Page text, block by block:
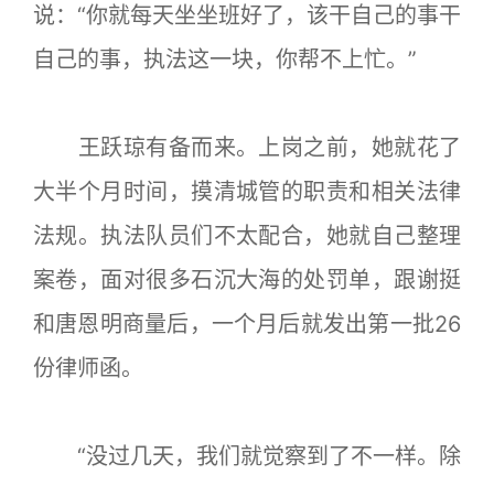
说：“你就每天坐坐班好了，该干自己的事干
自己的事，执法这一块，你帮不上忙。”
王跃琼有备而来。上岗之前，她就花了
大半个月时间，摸清城管的职责和相关法律
法规。执法队员们不太配合，她就自己整理
案卷，面对很多石沉大海的处罚单，跟谢挺
和唐恩明商量后，一个月后就发出第一批26
份律师函。
“没过几天，我们就觉察到了不一样。除